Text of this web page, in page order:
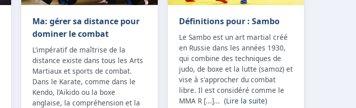
Ma: gérer sa distance pour
dominer le combat
L’impératif de maîtrise de la
distance existe dans tous les Arts
Martiaux et sports de combat.
Dans le Karate, comme dans le
Kendo, l’Aïkido ou la boxe
anglaise, la compréhension et la
Définitions pour : Sambo
Le Sambo est un art martial créé
en Russie dans les années 1930,
qui combine des techniques de
judo, de boxe et la lutte (samoz) et
vise à s'approcher du combat
libre. Il est considéré comme le
MMA R [...]... (Lire la suite)